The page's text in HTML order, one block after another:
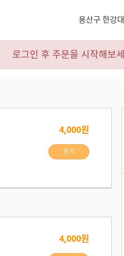
용산구 한강
로그인 후 주문을 시작해보
4,000원
담기
4,000원